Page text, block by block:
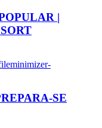
|
SE